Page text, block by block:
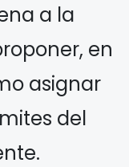
a la
en
asignar
del